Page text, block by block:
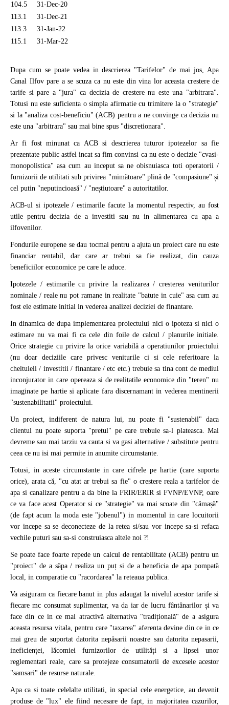
104.5
31-Dec-20
113.1
31-Dec-21
113.3
31-Jan-22
115.1
31-Mar-22
Dupa cum se poate vedea in descrierea "Tarifelor" de mai jos, Apa
Canal Ilfov pare a se scuza ca nu este din vina lor aceasta crestere de
tarife si pare a "jura" ca decizia de crestere nu este una "arbitrara".
Totusi nu este suficienta o simpla afirmatie cu trimitere la o "strategie"
si la "analiza cost-beneficiu" (ACB) pentru a ne convinge ca decizia nu
este una "arbitrara" sau mai bine spus "discretionara".
Ar fi fost minunat ca ACB si descrierea tuturor ipotezelor sa fie
prezentate public astfel incat sa fim convinsi ca nu este o decizie "cvasi-
monopolistica" asa cum au inceput sa ne obisnuiasca toti operatorii /
furnizorii de utilitati sub privirea "mimătoare" plină de "compasiune" și
cel putin "neputincioasă" / "neștiutoare" a autoritatilor.
ACB-ul si ipotezele / estimarile facute la momentul respectiv, au fost
utile pentru decizia de a investiti sau nu in alimentarea cu apa a
ilfovenilor.
Fondurile europene se dau tocmai pentru a ajuta un proiect care nu este
financiar rentabil, dar care ar trebui sa fie realizat, din cauza
beneficiilor economice pe care le aduce.
Ipotezele / estimarile cu privire la realizarea / cresterea veniturilor
nominale / reale nu pot ramane in realitate "batute in cuie" asa cum au
fost ele estimate initial in vederea analizei deciziei de finantare.
In dinamica de dupa implementarea proiectului nici o ipoteza si nici o
estimare nu va mai fi ca cele din foile de calcul / planurile initiale.
Orice strategie cu privire la orice variabilă a operatiunilor proiectului
(nu doar deciziile care privesc veniturile ci si cele referitoare la
cheltuieli / investitii / finantare / etc etc.) trebuie sa tina cont de mediul
inconjurator in care opereaza si de realitatile economice din "teren" nu
imaginate pe hartie si aplicate fara discernamant in vederea mentinerii
"sustenabilitatii" proiectului.
Un proiect, indiferent de natura lui, nu poate fi "sustenabil" daca
clientul nu poate suporta "pretul" pe care trebuie sa-l plateasca. Mai
devreme sau mai tarziu va cauta si va gasi alternative / substitute pentru
ceea ce nu isi mai permite in anumite circumstante.
Totusi, in aceste circumstante in care cifrele pe hartie (care suporta
orice), arata că, "cu atat ar trebui sa fie" o crestere reala a tarifelor de
apa si canalizare pentru a da bine la FRIR/ERIR si FVNP/EVNP, oare
ce va face acest Operator si ce "strategie" va mai scoate din "cămașă"
(de fapt acum la moda este "jobenul") in momentul in care locuitorii
vor incepe sa se deconecteze de la retea si/sau vor incepe sa-si refaca
vechile puturi sau sa-si construiasca altele noi ?!
Se poate face foarte repede un calcul de rentabilitate (ACB) pentru un
"proiect" de a săpa / realiza un puț si de a beneficia de apa pompată
local, in comparatie cu "racordarea" la reteaua publica.
Va asiguram ca fiecare banut in plus adaugat la nivelul acestor tarife si
fiecare mc consumat suplimentar, va da iar de lucru fântânarilor și va
face din ce in ce mai atractivă alternativa "tradițională" de a asigura
aceasta resursa vitala, pentru care "taxarea" aferenta devine din ce in ce
mai greu de suportat datorita nepăsarii noastre sau datorita nepasarii,
ineficienței, lăcomiei furnizorilor de utilități si a lipsei unor
reglementari reale, care sa protejeze consumatorii de excesele acestor
"samsari" de resurse naturale.
Apa ca si toate celelalte utilitati, in special cele energetice, au devenit
produse de "lux" ele fiind necesare de fapt, in majoritatea cazurilor,